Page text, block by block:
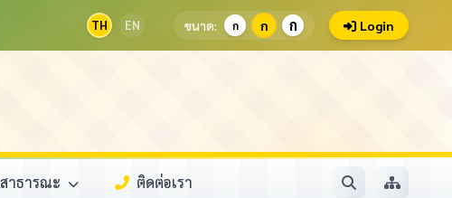
TH EN ขนาด: ก ก ก Login
าธารณะ ติดต่อเรา